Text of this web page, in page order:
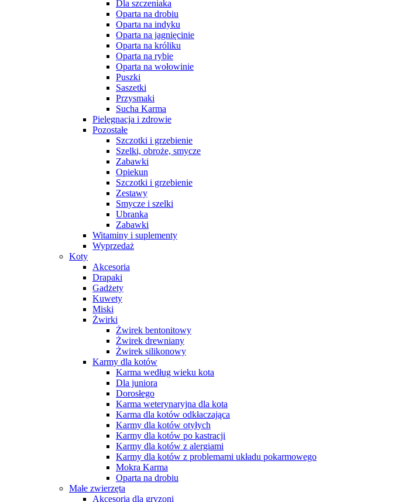
Dla szczeniaka
Oparta na drobiu
Oparta na indyku
Oparta na jagnięcinie
Oparta na króliku
Oparta na rybie
Oparta na wołowinie
Puszki
Saszetki
Przysmaki
Sucha Karma
Pielęgnacja i zdrowie
Pozostałe
Szczotki i grzebienie
Szelki, obroże, smycze
Zabawki
Opiekun
Szczotki i grzebienie
Zestawy
Smycze i szelki
Ubranka
Zabawki
Witaminy i suplementy
Wyprzedaż
Koty
Akcesoria
Drapaki
Gadżety
Kuwety
Miski
Żwirki
Żwirek bentonitowy
Żwirek drewniany
Żwirek silikonowy
Karmy dla kotów
Karma według wieku kota
Dla juniora
Dorosłego
Karma weterynaryjna dla kota
Karma dla kotów odkłaczająca
Karmy dla kotów otyłych
Karmy dla kotów po kastracji
Karmy dla kotów z alergiami
Karmy dla kotów z problemami układu pokarmowego
Mokra Karma
Oparta na drobiu
Małe zwierzęta
Akcesoria dla gryzoni